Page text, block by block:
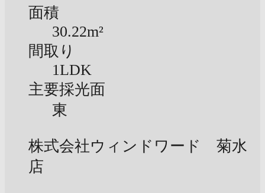
面積
30.22m²
間取り
1LDK
主要採光面
東
株式会社ウィンドワード 菊水
店